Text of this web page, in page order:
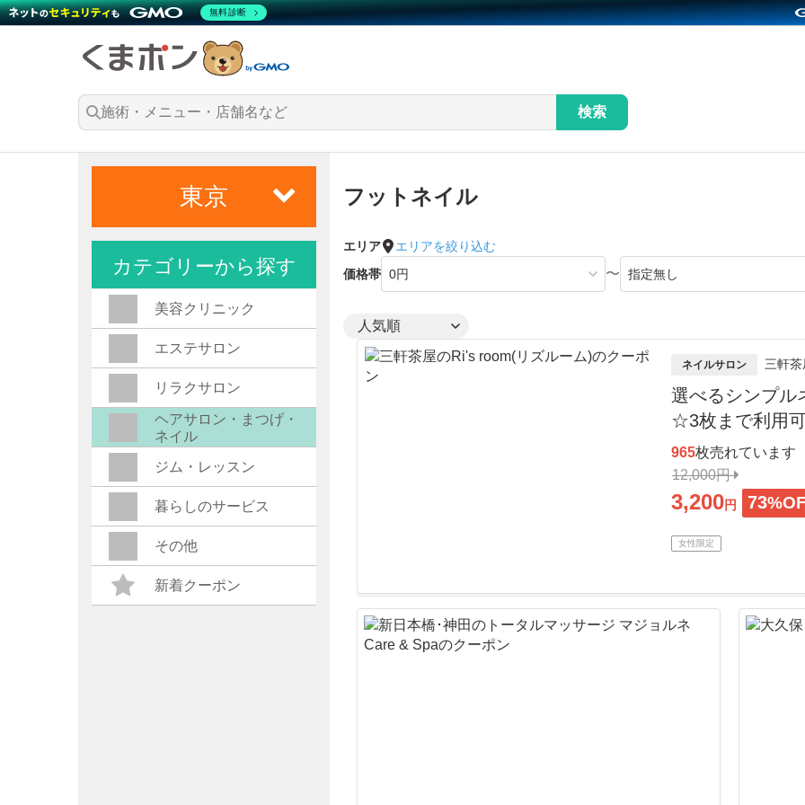
検索
フットネイル
エリア
エリアを絞り込む
価格帯
〜
ネイルサロン 三軒茶
選べるシンプル
☆3枚まで利用
965枚売れています
12,000円
3,200円 73
女性限定
東京
カテゴリーから探す
美容クリニック
エステサロン
リラクサロン
ヘアサロン・まつげ・
ネイル
ジム・レッスン
暮らしのサービス
その他
新着クーポン
無料診断